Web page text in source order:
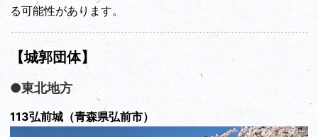
る可能性があります。
【城郭団体】
●東北地方
113弘前城（青森県弘前市）